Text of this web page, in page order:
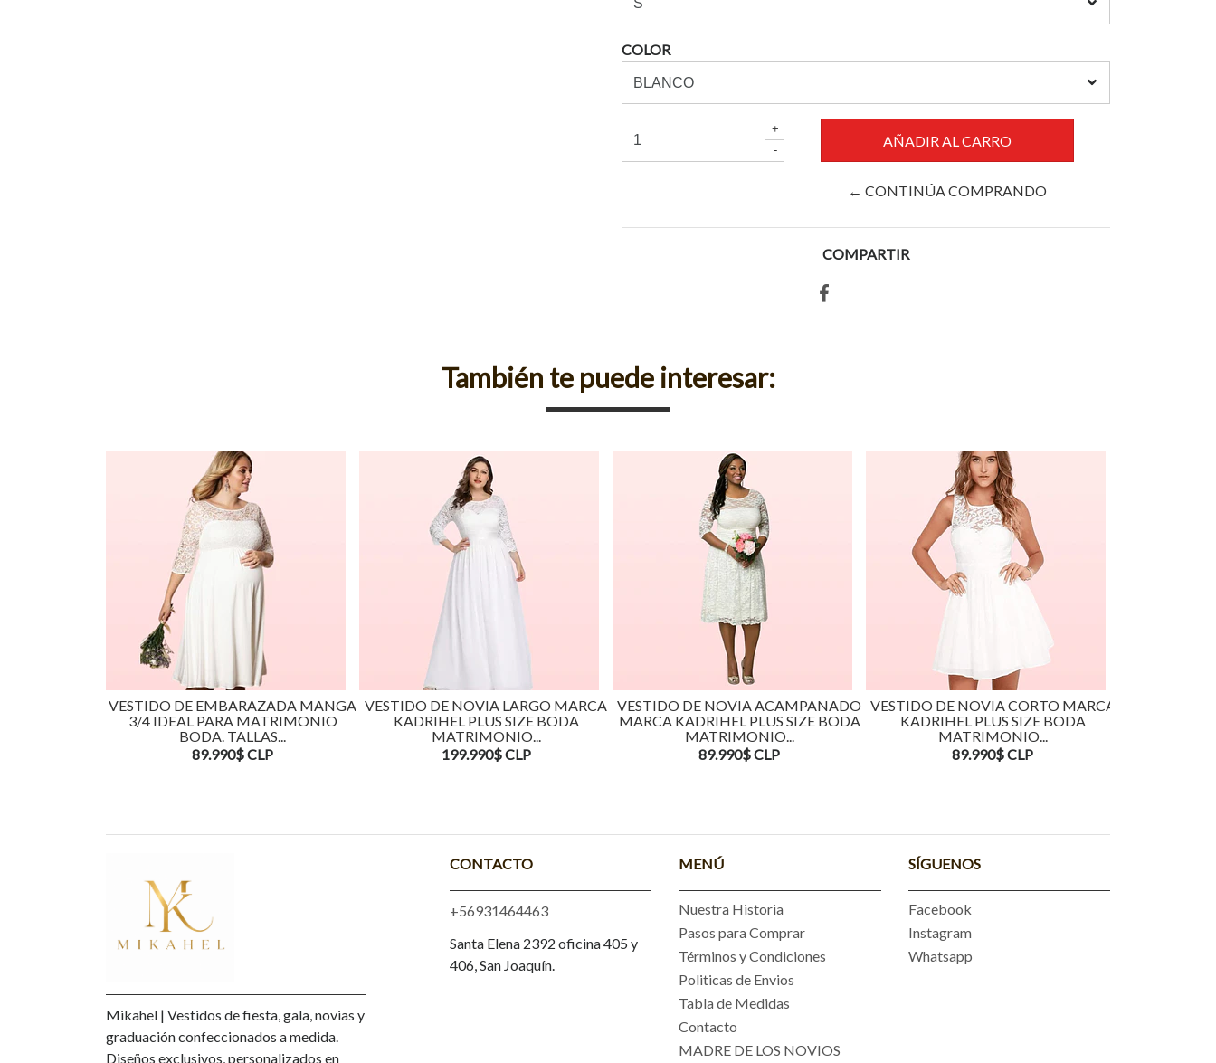
COLOR
+
-
← CONTINÚA COMPRANDO
COMPARTIR
También te puede interesar:
VESTIDO DE EMBARAZADA MANGA
3/4 IDEAL PARA MATRIMONIO
BODA. TALLAS...
89.990$ CLP
VESTIDO DE NOVIA LARGO MARCA
KADRIHEL PLUS SIZE BODA
MATRIMONIO...
199.990$ CLP
VESTIDO DE NOVIA ACAMPANADO
MARCA KADRIHEL PLUS SIZE BODA
MATRIMONIO...
89.990$ CLP
VESTIDO DE NOVIA CORTO MARCA
KADRIHEL PLUS SIZE BODA
MATRIMONIO...
89.990$ CLP
Mikahel | Vestidos de fiesta, gala, novias y
graduación confeccionados a medida.
Diseños exclusivos, personalizados en
CONTACTO
+56931464463
Santa Elena 2392 oficina 405 y
406, San Joaquín.
MENÚ
Nuestra Historia
Pasos para Comprar
Términos y Condiciones
Politicas de Envios
Tabla de Medidas
Contacto
MADRE DE LOS NOVIOS
SÍGUENOS
Facebook
Instagram
Whatsapp